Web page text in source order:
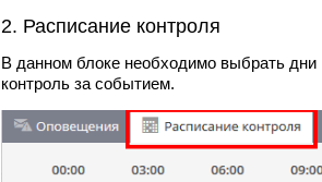
2. Расписание контроля
В данном блоке необходимо выбрать дни
контроль за событием.